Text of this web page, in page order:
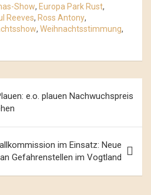
Show, Europa Park Rust,
Reeves, Ross Antony,
, Weihnachtsstimmung,
e.o. plauen Nachwuchspreis
im Einsatz: Neue
Gefahrenstellen im Vogtland